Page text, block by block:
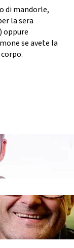
di mandorle,
la sera
oppure
se avete la